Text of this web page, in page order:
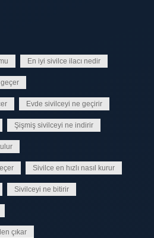
En iyi sivilce ilacı nedir
geçer
Evde sivilceyi ne geçirir
Şişmiş sivilceyi ne indirir
Sivilce en hızlı nasıl kurur
Sivilceyi ne bitirir
çıkar